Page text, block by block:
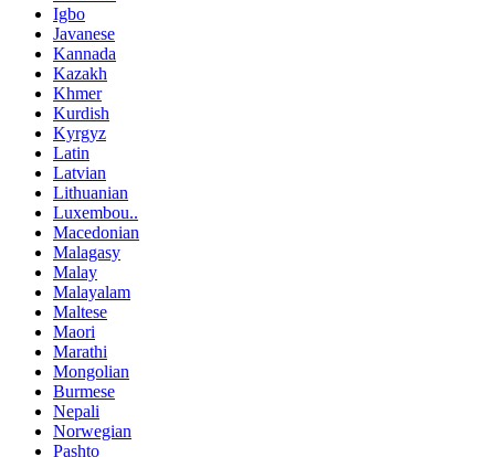
Igbo
Javanese
Kannada
Kazakh
Khmer
Kurdish
Kyrgyz
Latin
Latvian
Lithuanian
Luxembou..
Macedonian
Malagasy
Malay
Malayalam
Maltese
Maori
Marathi
Mongolian
Burmese
Nepali
Norwegian
Pashto